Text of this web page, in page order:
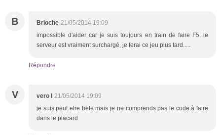
B Brioche 21/05/2014 19:09
impossible d'aider car je suis toujours en train de faire F5, le
serveur est vraiment surchargé, je ferai ce jeu plus tard.....
Répondre
V vero l 21/05/2014 19:09
je suis peut etre bete mais je ne comprends pas le code à faire
dans le placard